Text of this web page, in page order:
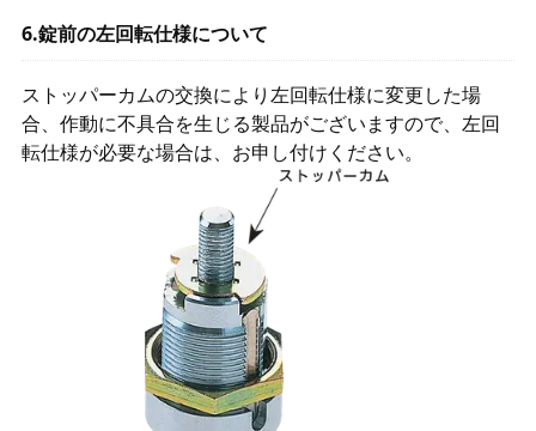
6.錠前の左回転仕様について
ストッパーカムの交換により左回転仕様に変更した場
合、作動に不具合を生じる製品がございますので、左回
転仕様が必要な場合は、お申し付けください。